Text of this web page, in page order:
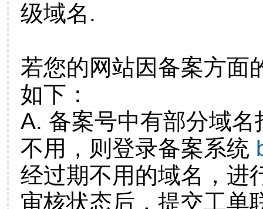
级域名.
若您的网站因备案方面
如下：
A. 备案号中有部分域
不用，则登录备案系统
经过期不用的域名，进
审核状态后，提交工单